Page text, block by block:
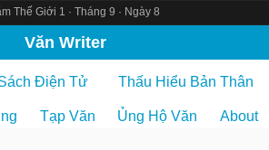
Thế Giới 1 · Tháng 9 · Ngày 8
Văn Writer
Điện Tử Thấu Hiểu Bản Thân
Tạp Văn Ủng Hộ Văn About